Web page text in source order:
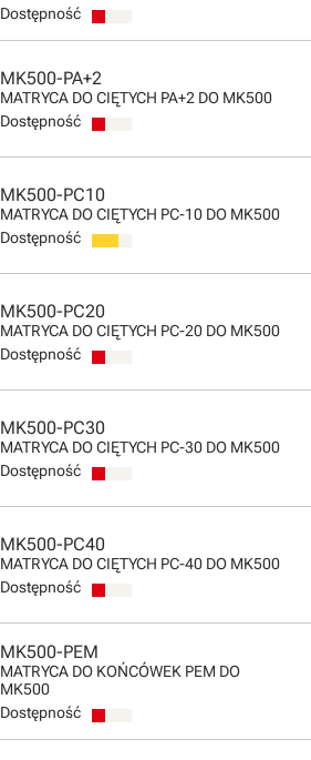
Dostępność
MK500-PA+2
MATRYCA DO CIĘTYCH PA+2 DO MK500
Dostępność
MK500-PC10
MATRYCA DO CIĘTYCH PC-10 DO MK500
Dostępność
MK500-PC20
MATRYCA DO CIĘTYCH PC-20 DO MK500
Dostępność
MK500-PC30
MATRYCA DO CIĘTYCH PC-30 DO MK500
Dostępność
MK500-PC40
MATRYCA DO CIĘTYCH PC-40 DO MK500
Dostępność
MK500-PEM
MATRYCA DO KOŃCÓWEK PEM DO
MK500
Dostępność